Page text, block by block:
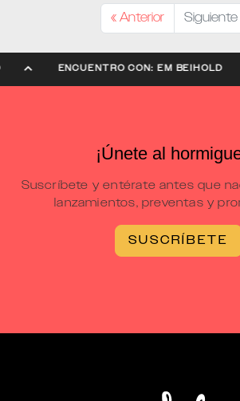
« Anterior Siguiente
ENCUENTRO CON: EM BEIHOLD
¡Únete al
Suscríbete y entérate antes que
lanzamientos, preventas y
SUSCRÍBETE